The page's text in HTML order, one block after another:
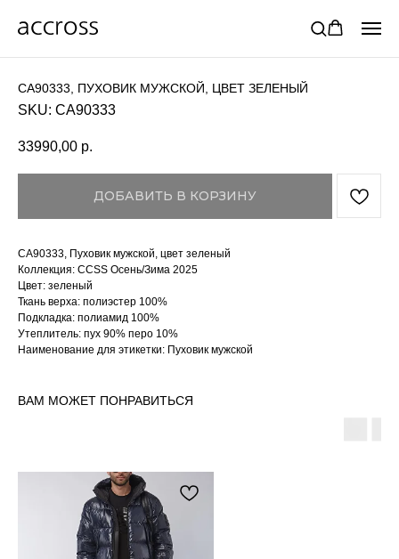
CA90333, ПУХОВИК МУЖСКОЙ, ЦВЕТ ЗЕЛЕНЫЙ
SKU: CA90333
33990,00 р.
ДОБАВИТЬ В КОРЗИНУ
CA90333, Пуховик мужской, цвет зеленый
Коллекция: CCSS Осень/Зима 2025
Цвет: зеленый
Ткань верха: полиэстер 100%
Подкладка: полиамид 100%
Утеплитель: пух 90% перо 10%
Наименование для этикетки: Пуховик мужской
ВАМ МОЖЕТ ПОНРАВИТЬСЯ